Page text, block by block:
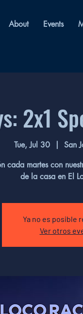
About Events
2x1
Tue, Jul 30
  |
San
cada martes con
de la casa en El
Ya no es posible
Ver otros